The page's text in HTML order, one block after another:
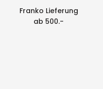
Franko Lieferung
ab 500.-